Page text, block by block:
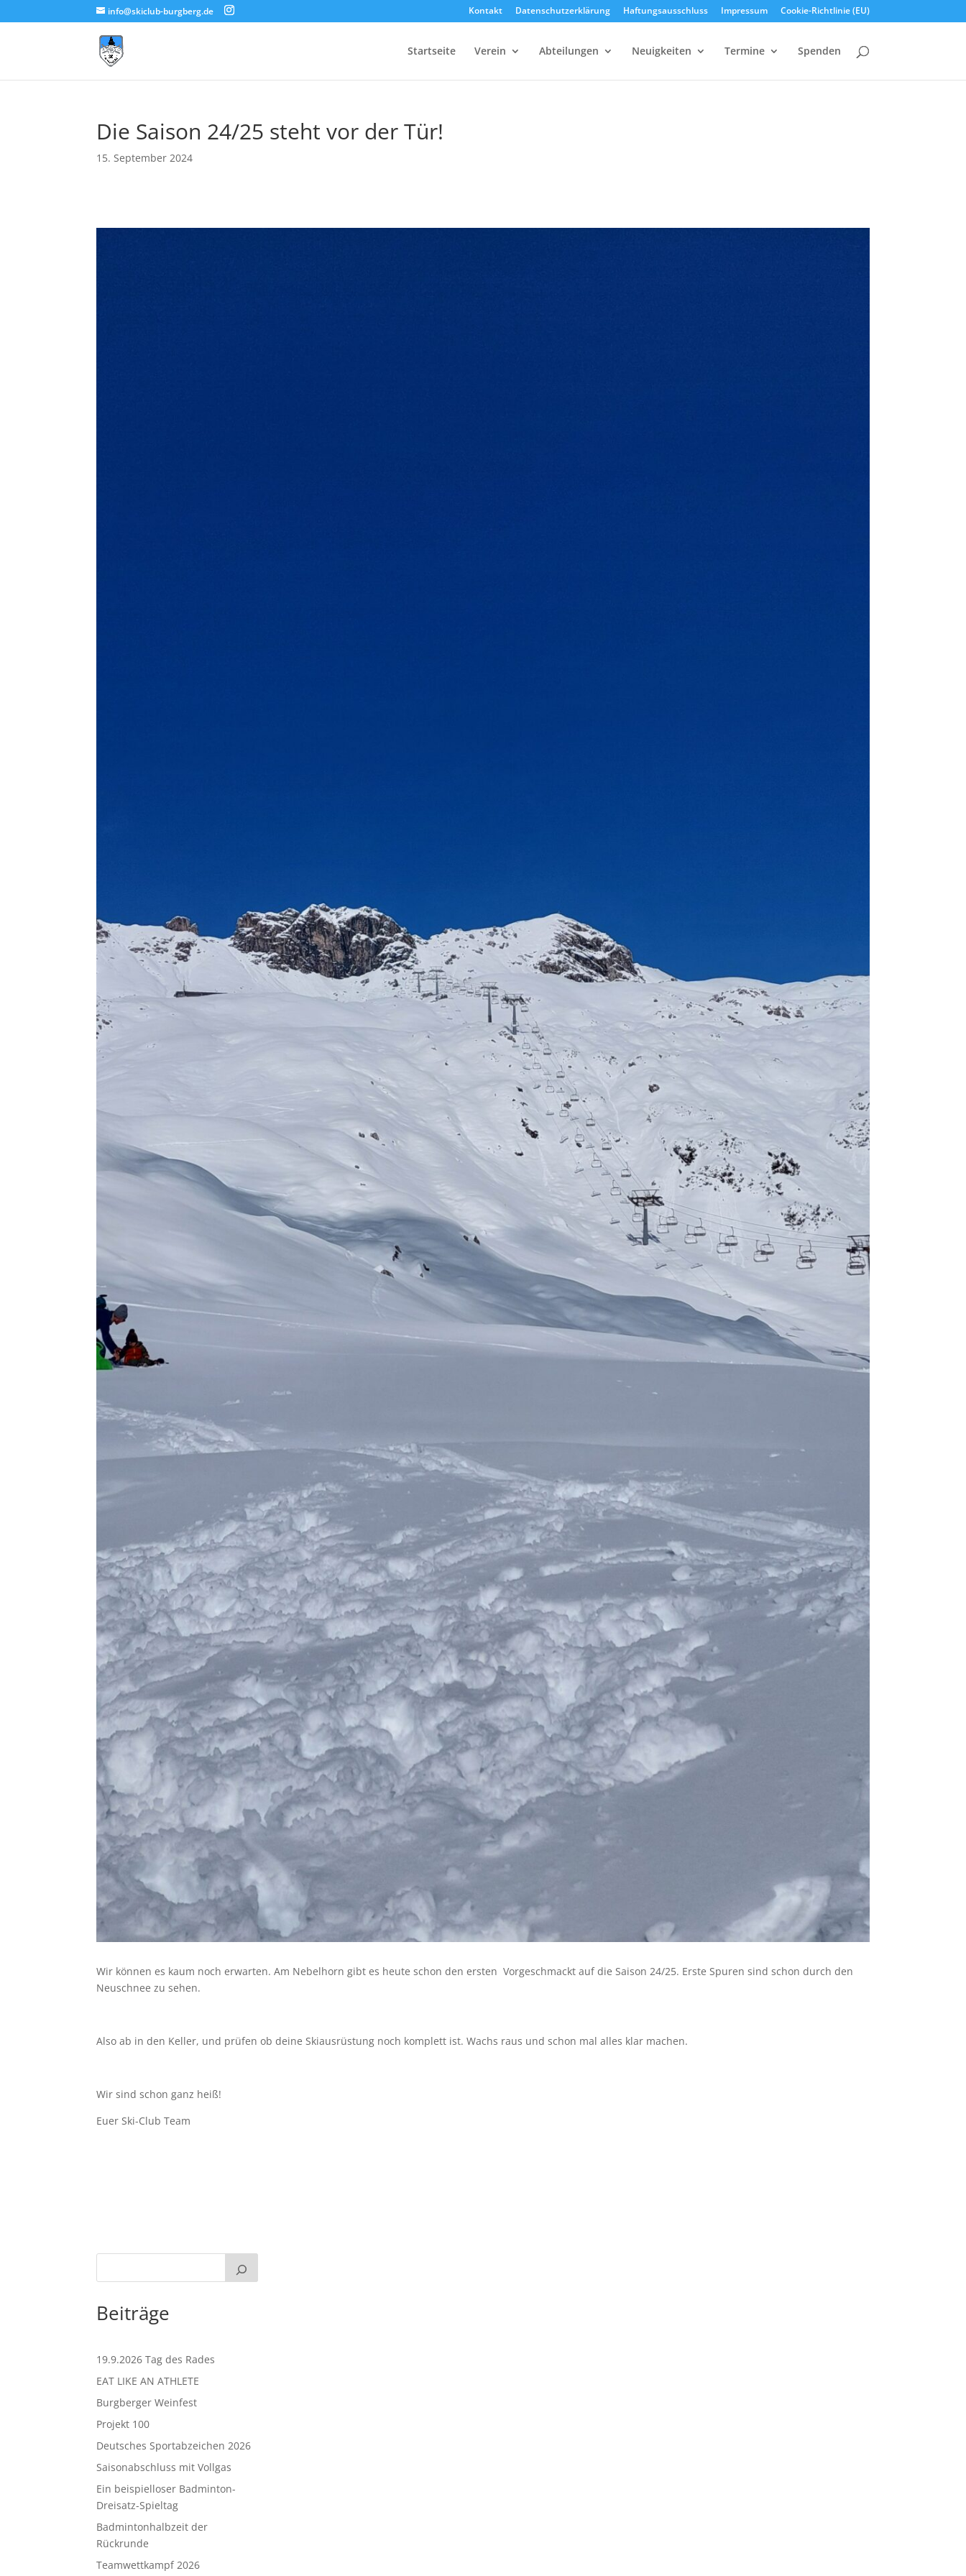
info@skiclub-burgberg.de Kontakt Datenschutzerklärung Haftungsausschluss Impressum Cookie-Richtlinie (EU)
Startseite Verein Abteilungen Neuigkeiten Termine Spenden
Die Saison 24/25 steht vor der Tür!
15. September 2024
Wir können es kaum noch erwarten. Am Nebelhorn gibt es heute schon den ersten Vorgeschmackt auf die Saison 24/25. Erste Spuren sind schon durch den
Neuschnee zu sehen.
Also ab in den Keller, und prüfen ob deine Skiausrüstung noch komplett ist. Wachs raus und schon mal alles klar machen.
Wir sind schon ganz heiß!
Euer Ski-Club Team
Beiträge
19.9.2026 Tag des Rades
EAT LIKE AN ATHLETE
Burgberger Weinfest
Projekt 100
Deutsches Sportabzeichen 2026
Saisonabschluss mit Vollgas
Ein beispielloser Badminton-
Dreisatz-Spieltag
Badmintonhalbzeit der
Rückrunde
Teamwettkampf 2026